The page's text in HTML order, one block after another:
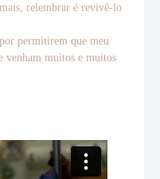
relembrar é revivê-lo
permitirem que meu
venham muitos e muitos